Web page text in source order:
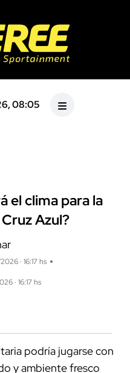
08:05
el clima para la
Azul?
· 16:17 hs
· 16:17 hs
podría jugarse con
y ambiente fresco